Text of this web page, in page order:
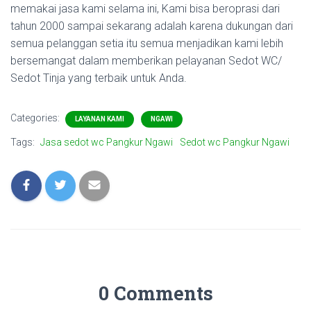
memakai jasa kami selama ini, Kami bisa beroprasi dari
tahun 2000 sampai sekarang adalah karena dukungan dari
semua pelanggan setia itu semua menjadikan kami lebih
bersemangat dalam memberikan pelayanan Sedot WC/
Sedot Tinja yang terbaik untuk Anda.
Categories: LAYANAN KAMI NGAWI
Tags: Jasa sedot wc Pangkur Ngawi Sedot wc Pangkur Ngawi
0 Comments